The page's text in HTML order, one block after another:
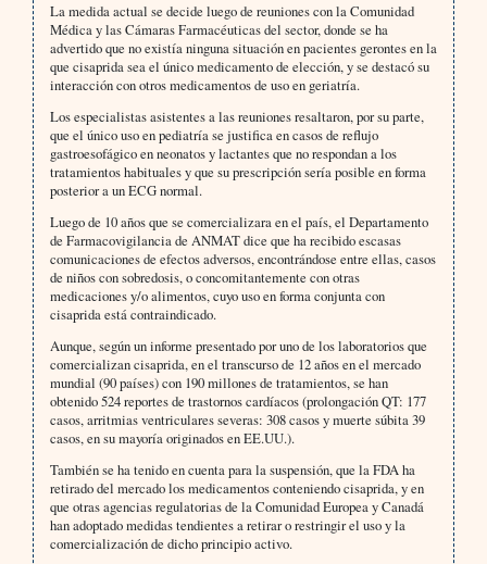
La medida actual se decide luego de reuniones con la Comunidad
Médica y las Cámaras Farmacéuticas del sector, donde se ha
advertido que no existía ninguna situación en pacientes gerontes en la
que cisaprida sea el único medicamento de elección, y se destacó su
interacción con otros medicamentos de uso en geriatría.
Los especialistas asistentes a las reuniones resaltaron, por su parte,
que el único uso en pediatría se justifica en casos de reflujo
gastroesofágico en neonatos y lactantes que no respondan a los
tratamientos habituales y que su prescripción sería posible en forma
posterior a un ECG normal.
Luego de 10 años que se comercializara en el país, el Departamento
de Farmacovigilancia de ANMAT dice que ha recibido escasas
comunicaciones de efectos adversos, encontrándose entre ellas, casos
de niños con sobredosis, o concomitantemente con otras
medicaciones y/o alimentos, cuyo uso en forma conjunta con
cisaprida está contraindicado.
Aunque, según un informe presentado por uno de los laboratorios que
comercializan cisaprida, en el transcurso de 12 años en el mercado
mundial (90 países) con 190 millones de tratamientos, se han
obtenido 524 reportes de trastornos cardíacos (prolongación QT: 177
casos, arritmias ventriculares severas: 308 casos y muerte súbita 39
casos, en su mayoría originados en EE.UU.).
También se ha tenido en cuenta para la suspensión, que la FDA ha
retirado del mercado los medicamentos conteniendo cisaprida, y en
que otras agencias regulatorias de la Comunidad Europea y Canadá
han adoptado medidas tendientes a retirar o restringir el uso y la
comercialización de dicho principio activo.